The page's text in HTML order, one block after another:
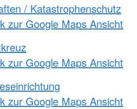
/ Katastrophenschutz
zur Google Maps Ansicht
zur Google Maps Ansicht
zur Google Maps Ansicht